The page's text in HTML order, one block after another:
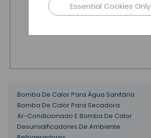
Bomba De Calor Para Água Sanitária
Bomba De Calor Para Secadora
Ar-Condicionado E Bomba De Calor
Desumidificadores De Ambiente
Essential Cookies Only